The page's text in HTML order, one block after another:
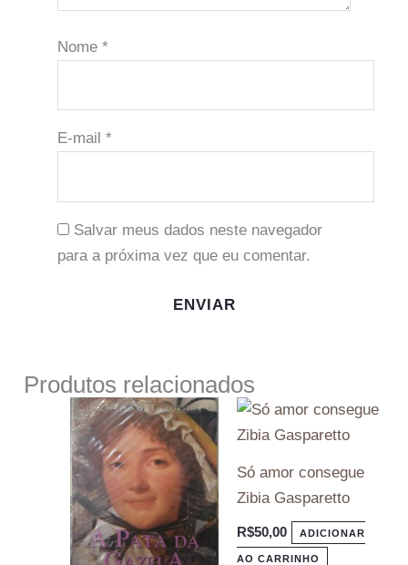
Nome *
E-mail *
Salvar meus dados neste navegador
para a próxima vez que eu comentar.
Produtos relacionados
Só amor consegue
Zibia Gasparetto
R$50,00 ADICIONAR
AO CARRINHO